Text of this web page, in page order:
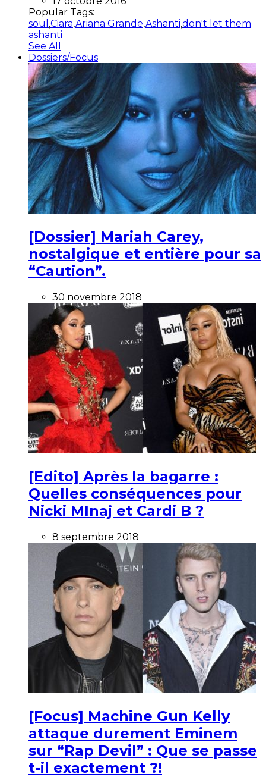
Popular Tags:
soul ,Ciara,Ariana Grande,Ashanti,don't let them
ashanti
See All
Dossiers/Focus
[Dossier] Mariah Carey,
nostalgique et entière pour sa
“Caution”.
30 novembre 2018
[Edito] Après la bagarre :
Quelles conséquences pour
Nicki MInaj et Cardi B ?
8 septembre 2018
[Focus] Machine Gun Kelly
attaque durement Eminem
sur “Rap Devil” : Que se passe
t-il exactement ?!